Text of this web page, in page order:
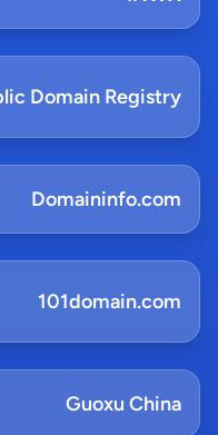
Domain Registry
Domaininfo.com
101domain.com
Guoxu China